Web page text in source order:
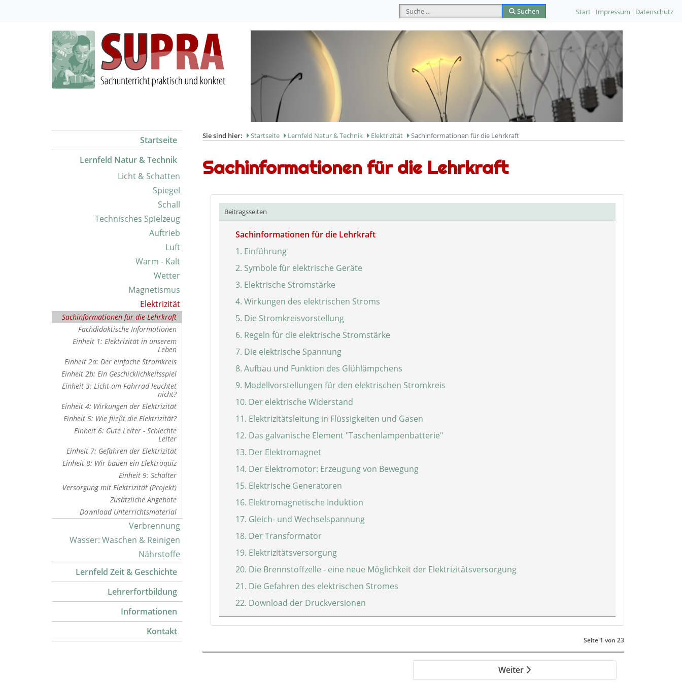
Suchen Suchen Start Impressum Datenschutz
Startseite
Lernfeld Natur & Technik
Licht & Schatten
Spiegel
Schall
Technisches Spielzeug
Auftrieb
Luft
Warm - Kalt
Wetter
Magnetismus
Elektrizität
Sachinformationen für die Lehrkraft
Fachdidaktische Informationen
Einheit 1: Elektrizität in unserem
Leben
Einheit 2a: Der einfache Stromkreis
Einheit 2b: Ein Geschicklichkeitsspiel
Einheit 3: Licht am Fahrrad leuchtet
nicht?
Einheit 4: Wirkungen der Elektrizität
Einheit 5: Wie fließt die Elektrizität?
Einheit 6: Gute Leiter - Schlechte
Leiter
Einheit 7: Gefahren der Elektrizität
Einheit 8: Wir bauen ein Elektroquiz
Einheit 9: Schalter
Versorgung mit Elektrizität (Projekt)
Zusätzliche Angebote
Download Unterrichtsmaterial
Verbrennung
Wasser: Waschen & Reinigen
Nährstoffe
Lernfeld Zeit & Geschichte
Lehrerfortbildung
Informationen
Kontakt
Sie sind hier: Startseite Lernfeld Natur & Technik Elektrizität Sachinformationen für die Lehrkraft
Sachinformationen für die Lehrkraft
Beitragsseiten
Sachinformationen für die Lehrkraft
1. Einführung
2. Symbole für elektrische Geräte
3. Elektrische Stromstärke
4. Wirkungen des elektrischen Stroms
5. Die Stromkreisvorstellung
6. Regeln für die elektrische Stromstärke
7. Die elektrische Spannung
8. Aufbau und Funktion des Glühlämpchens
9. Modellvorstellungen für den elektrischen Stromkreis
10. Der elektrische Widerstand
11. Elektrizitätsleitung in Flüssigkeiten und Gasen
12. Das galvanische Element "Taschenlampenbatterie"
13. Der Elektromagnet
14. Der Elektromotor: Erzeugung von Bewegung
15. Elektrische Generatoren
16. Elektromagnetische Induktion
17. Gleich- und Wechselspannung
18. Der Transformator
19. Elektrizitätsversorgung
20. Die Brennstoffzelle - eine neue Möglichkeit der Elektrizitätsversorgung
21. Die Gefahren des elektrischen Stromes
22. Download der Druckversionen
Seite 1 von 23
Weiter